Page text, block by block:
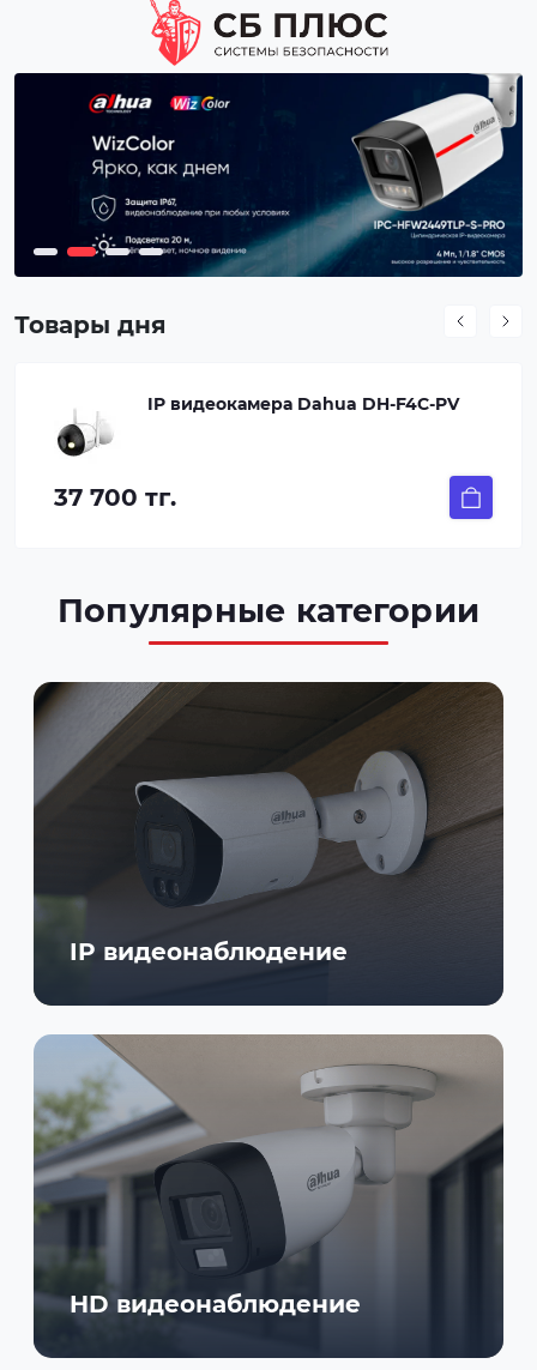
Товары дня
IP видеокамера Dahua DH-F4C-PV
37 700 тг.
Популярные категории
IP видеонаблюдение
HD видеонаблюдение